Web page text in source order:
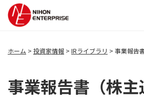
ホーム 投資家情報 IRライブラリ 事業報告
事業報告書（株主